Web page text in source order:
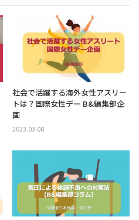
社会で活躍する海外女性アスリー
トは？国際女性デー B&編集部企
画
2023.03.08